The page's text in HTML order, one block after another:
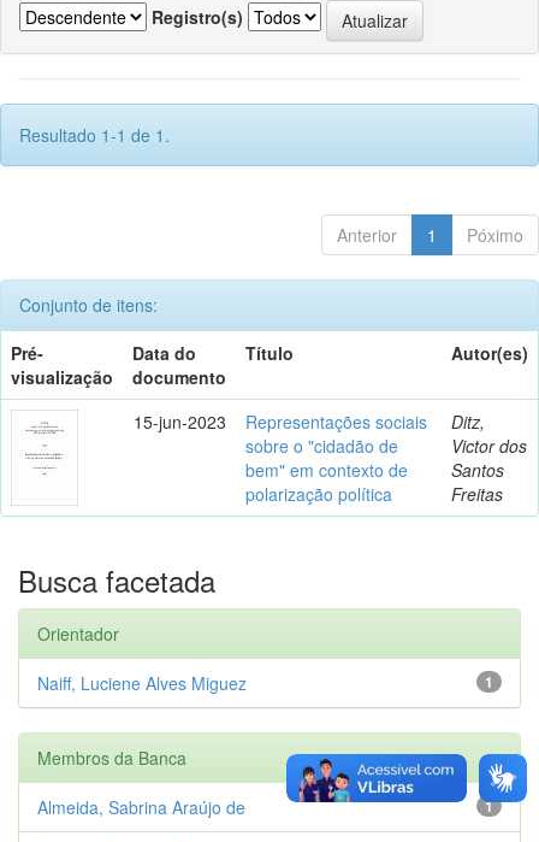
Registro(s)
Resultado 1-1 de 1.
Anterior 1 Póximo
Conjunto de itens:
Pré-
visualização
Data do
documento
Título Autor(es)
15-jun-2023
Representações sociais
sobre o "cidadão de
bem" em contexto de
polarização política
Ditz,
Victor dos
Santos
Freitas
Busca facetada
Orientador
1
Naiff, Luciene Alves Miguez
Membros da Banca
1
Almeida, Sabrina Araújo de